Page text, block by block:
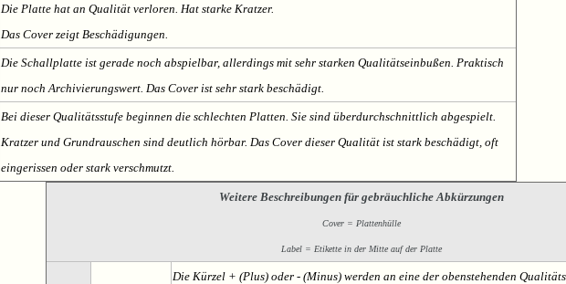
Die Platte hat an Qualität verloren. Hat starke Kratzer.
Das Cover zeigt Beschädigungen.
Die Schallplatte ist gerade noch abspielbar, allerdings mit sehr starken Qualitätseinbußen. Praktisch
nur noch Archivierungswert. Das Cover ist sehr stark beschädigt.
Bei dieser Qualitätsstufe beginnen die schlechten Platten. Sie sind überdurchschnittlich abgespielt.
Kratzer und Grundrauschen sind deutlich hörbar. Das Cover dieser Qualität ist stark beschädigt, oft
eingerissen oder stark verschmutzt.
Weitere Beschreibungen für gebräuchliche Abkürzungen
Cover = Plattenhülle
Label = Etikette in der Mitte auf der Platte
Die Kürzel + (Plus) oder - (Minus) werden an eine der obenstehenden